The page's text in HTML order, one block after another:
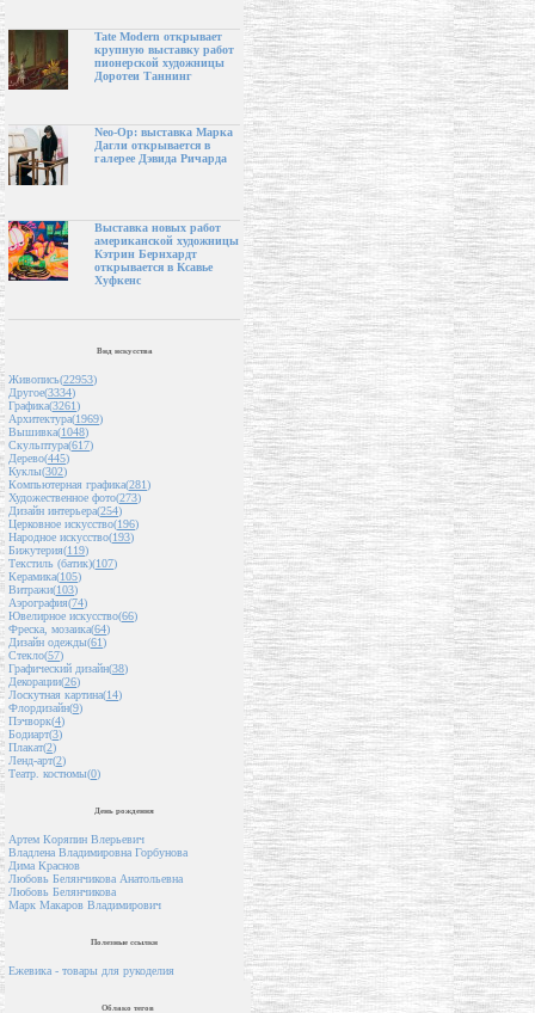
Tate Modern открывает
крупную выставку работ
пионерской художницы
Доротеи Таннинг
Neo-Op: выставка Марка
Дагли открывается в
галерее Дэвида Ричарда
Выставка новых работ
американской художницы
Кэтрин Бернхардт
открывается в Ксавье
Хуфкенс
Вид искусства
Живопись(22953)
Другое(3334)
Графика(3261)
Архитектура(1969)
Вышивка(1048)
Скульптура(617)
Дерево(445)
Куклы(302)
Компьютерная графика(281)
Художественное фото(273)
Дизайн интерьера(254)
Церковное искусство(196)
Народное искусство(193)
Бижутерия(119)
Текстиль (батик)(107)
Керамика(105)
Витражи(103)
Аэрография(74)
Ювелирное искусство(66)
Фреска, мозаика(64)
Дизайн одежды(61)
Стекло(57)
Графический дизайн(38)
Декорации(26)
Лоскутная картина(14)
Флордизайн(9)
Пэчворк(4)
Бодиарт(3)
Плакат(2)
Ленд-арт(2)
Театр. костюмы(0)
День рождения
Артем Коряпин Влерьевич
Владлена Владимировна Горбунова
Дима Краснов
Любовь Белянчикова Анатольевна
Любовь Белянчикова
Марк Макаров Владимирович
Полезные ссылки
Ежевика - товары для рукоделия
Облако тегов